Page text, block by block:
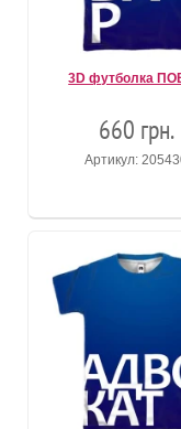
3D футболка
660 грн.
Артикул: